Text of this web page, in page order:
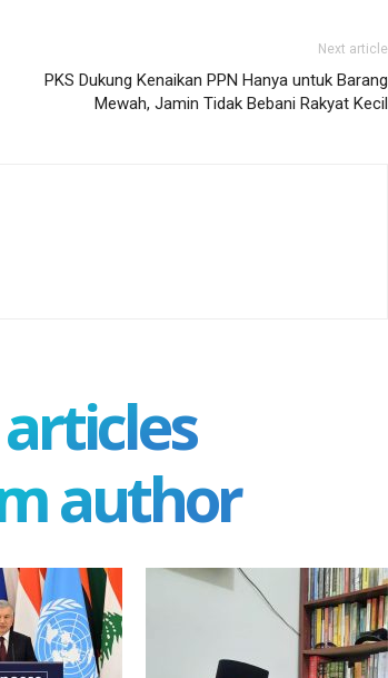
Next article
PKS Dukung Kenaikan PPN Hanya untuk Barang
Mewah, Jamin Tidak Bebani Rakyat Kecil
author